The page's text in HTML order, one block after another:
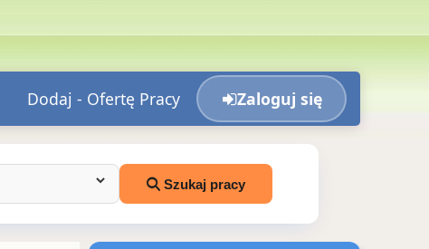
Dodaj - Ofertę Pracy Zaloguj się
Szukaj pracy